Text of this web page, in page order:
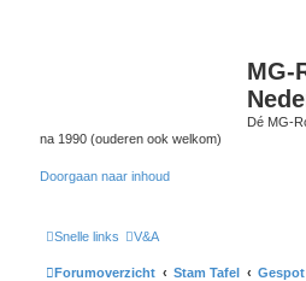
MG-
Dé MG-
na 1990 (ouderen ook welkom)
Doorgaan naar inhoud
Snelle links V&A
Forumoverzicht Stam Tafel Gespot